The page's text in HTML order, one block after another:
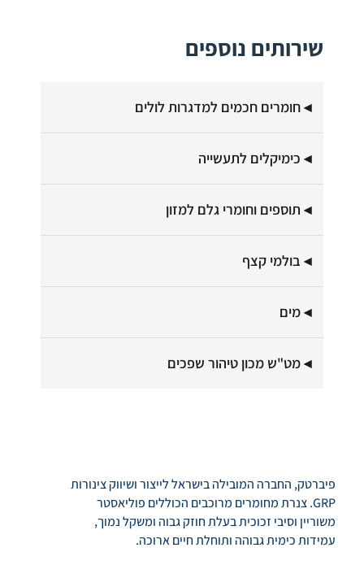
שירותים נוספים
חומרים חכמים למדגרות לולים
כימיקלים לתעשייה
תוספים וחומרי גלם למזון
בולמי קצף
מים
מט"ש מכון טיהור שפכים
פיברטק, החברה המובילה בישראל לייצור ושיווק צינורות
GRP. צנרת מחומרים מרוכבים הכוללים פוליאסטר
משוריין וסיבי זכוכית בעלת חוזק גבוה ומשקל נמוך,
עמידות כימית גבוהה ותוחלת חיים ארוכה.